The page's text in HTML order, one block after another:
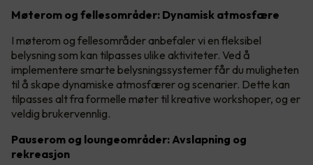
Møterom og fellesområder: Dynamisk atmosfære
I møterom og fellesområder anbefaler vi en fleksibel
belysning som kan tilpasses ulike aktiviteter. Ved å
implementere smarte belysningssystemer får du muligheten
til å skape dynamiske atmosfærer og scenarier. Dette kan
tilpasses alt fra formelle møter til kreative workshoper, og er
veldig brukervennlig.
Pauserom og loungeområder: Avslapning og
rekreasjon